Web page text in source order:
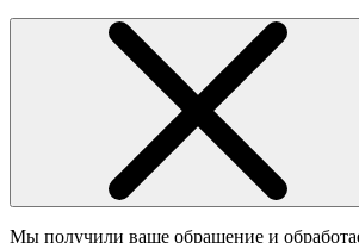
Мы получили ваше обращение и